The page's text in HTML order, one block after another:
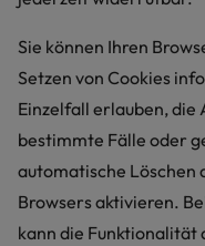
Sie können Ihren
Setzen von Cookies
Einzelfall erlauben, die
bestimmte Fälle oder
automatische Löschen
Browsers aktivieren.
kann die Funktionalität